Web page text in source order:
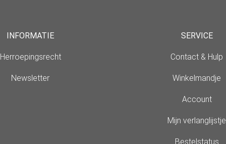
INFORMATIE
Herroepingsrecht
Newsletter
SERVICE
Contact & Hulp
Winkelmandje
Account
Mijn verlanglijstje
Bestelstatus